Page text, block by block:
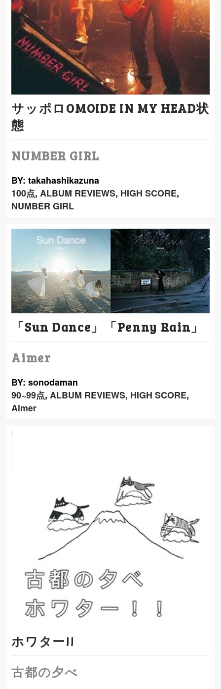
サッポロOMOIDE IN MY HEAD状
態
NUMBER GIRL
BY: takahashikazuna
100点,ALBUM REVIEWS, HIGH SCORE,
NUMBER GIRL
「Sun Dance」「Penny Rain」
Aimer
BY: sonodaman
90~99点,ALBUM REVIEWS, HIGH SCORE,
Aimer
ホワター!!
古都の夕べ